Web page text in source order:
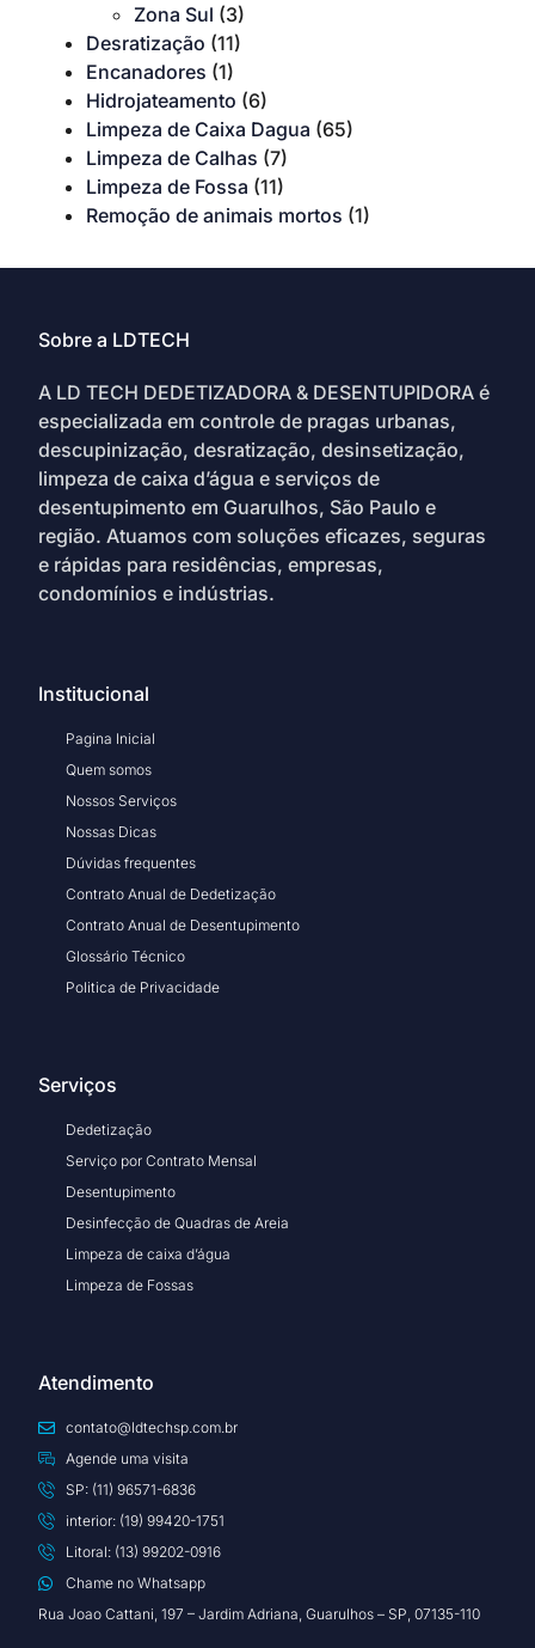
Zona Sul (3)
Desratização (11)
Encanadores (1)
Hidrojateamento (6)
Limpeza de Caixa Dagua (65)
Limpeza de Calhas (7)
Limpeza de Fossa (11)
Remoção de animais mortos (1)
Sobre a LDTECH
A LD TECH DEDETIZADORA & DESENTUPIDORA é
especializada em controle de pragas urbanas,
descupinização, desratização, desinsetização,
limpeza de caixa d’água e serviços de
desentupimento em Guarulhos, São Paulo e
região. Atuamos com soluções eficazes, seguras
e rápidas para residências, empresas,
condomínios e indústrias.
Institucional
Pagina Inicial
Quem somos
Nossos Serviços
Nossas Dicas
Dúvidas frequentes
Contrato Anual de Dedetização
Contrato Anual de Desentupimento
Glossário Técnico
Politica de Privacidade
Serviços
Dedetização
Serviço por Contrato Mensal
Desentupimento
Desinfecção de Quadras de Areia
Limpeza de caixa d’água
Limpeza de Fossas
Atendimento
contato@ldtechsp.com.br
Agende uma visita
SP: (11) 96571-6836
interior: (19) 99420-1751
Litoral: (13) 99202-0916
Chame no Whatsapp
Rua Joao Cattani, 197 – Jardim Adriana, Guarulhos – SP, 07135-110